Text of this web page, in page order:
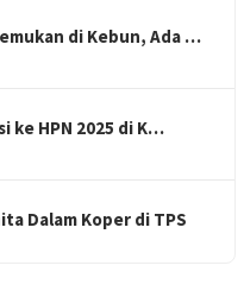
di Kebun, Ada …
ke HPN 2025 di K…
Dalam Koper di TPS